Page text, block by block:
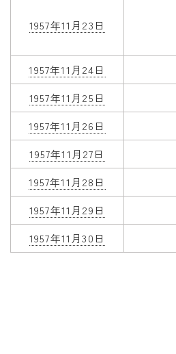
1957年11月23日
1957年11月24日
1957年11月25日
1957年11月26日
1957年11月27日
1957年11月28日
1957年11月29日
1957年11月30日